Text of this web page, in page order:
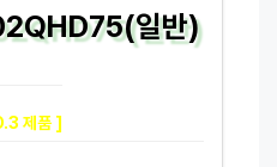
일반)
제품 ]